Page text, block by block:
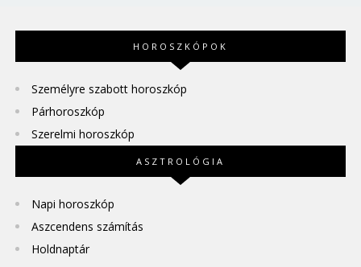
HOROSZKÓPOK
Személyre szabott horoszkóp
Párhoroszkóp
Szerelmi horoszkóp
ASZTROLÓGIA
Napi horoszkóp
Aszcendens számítás
Holdnaptár